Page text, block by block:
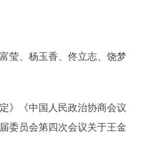
莹、杨玉香、佟立志、饶梦
》《中国人民政治协商会议
委员会第四次会议关于王金